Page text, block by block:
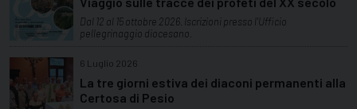
Dal 12 al 15 ottobre 2026. Iscrizioni presso l'Ufficio
pellegrinaggio diocesano.
6 Luglio 2026
La tre giorni estiva dei diaconi permanenti alla
Certosa di Pesio